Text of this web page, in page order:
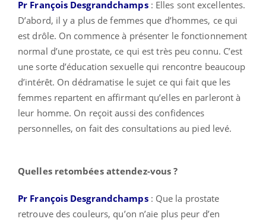
Pr François Desgrandchamps : Elles sont excellentes.
D’abord, il y a plus de femmes que d’hommes, ce qui
est drôle. On commence à présenter le fonctionnement
normal d’une prostate, ce qui est très peu connu. C’est
une sorte d’éducation sexuelle qui rencontre beaucoup
d’intérêt. On dédramatise le sujet ce qui fait que les
femmes repartent en affirmant qu’elles en parleront à
leur homme. On reçoit aussi des confidences
personnelles, on fait des consultations au pied levé.
Quelles retombées attendez-vous ?
Pr François Desgrandchamps : Que la prostate
retrouve des couleurs, qu’on n’aie plus peur d’en